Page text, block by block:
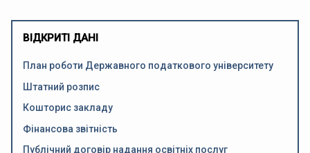
ВІДКРИТІ ДАНІ
План роботи Державного податкового університету
Штатний розпис
Кошторис закладу
Фінансова звітність
Публічний договір надання освітніх послуг